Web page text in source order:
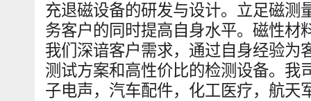
充退磁设备的研发与设计。立足磁测
务客户的同时提高自身水平。磁性材
我们深谙客户需求，通过自身经验为
测试方案和高性价比的检测设备。我
子电声，汽车配件，化工医疗，航天